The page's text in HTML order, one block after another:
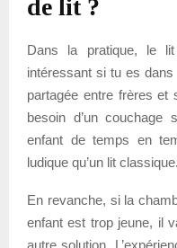
de lit ?
Dans la pratique, le lit
intéressant si tu es
partagée entre frères
besoin d’un couchage
enfant de temps en
ludique qu’un lit classique.
En revanche, si la
enfant est trop jeune, il
autre solution.